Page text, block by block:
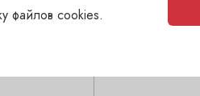
файлов cookies.